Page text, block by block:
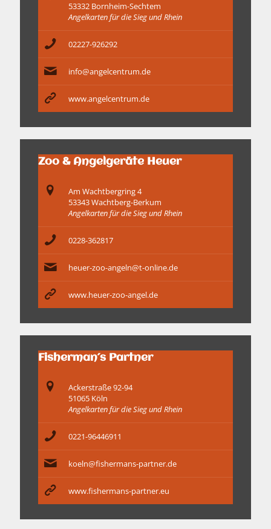
53332 Bornheim-Sechtem
Angelkarten für die Sieg und Rhein
02227-926292
info@angelcentrum.de
www.angelcentrum.de
Zoo & Angelgeräte Heuer
Am Wachtbergring 4
53343 Wachtberg-Berkum
Angelkarten für die Sieg und Rhein
0228-362817
heuer-zoo-angeln@t-online.de
www.heuer-zoo-angel.de
Fisherman´s Partner
Ackerstraße 92-94
51065 Köln
Angelkarten für die Sieg und Rhein
0221-96446911
koeln@fishermans-partner.de
www.fishermans-partner.eu